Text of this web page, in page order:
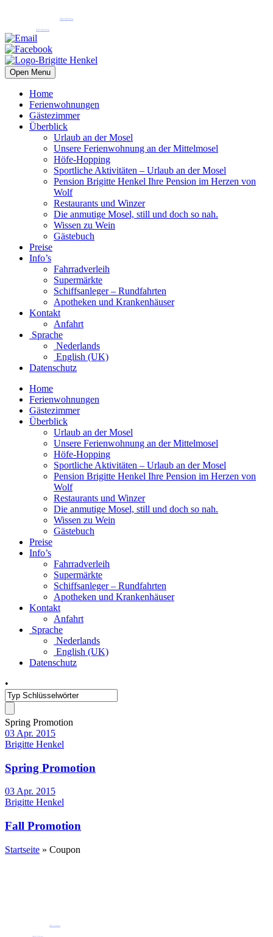
(Hier klicken)
(Hier klicken)
Open Menu
Home
Ferienwohnungen
Gästezimmer
Überblick
Urlaub an der Mosel
Unsere Ferienwohnung an der Mittelmosel
Höfe-Hopping
Sportliche Aktivitäten – Urlaub an der Mosel
Pension Brigitte Henkel Ihre Pension im Herzen von
Wolf
Restaurants und Winzer
Die anmutige Mosel, still und doch so nah.
Wissen zu Wein
Gästebuch
Preise
Info’s
Fahrradverleih
Supermärkte
Schiffsanleger – Rundfahrten
Apotheken und Krankenhäuser
Kontakt
Anfahrt
Sprache
Nederlands
English (UK)
Datenschutz
Home
Ferienwohnungen
Gästezimmer
Überblick
Urlaub an der Mosel
Unsere Ferienwohnung an der Mittelmosel
Höfe-Hopping
Sportliche Aktivitäten – Urlaub an der Mosel
Pension Brigitte Henkel Ihre Pension im Herzen von
Wolf
Restaurants und Winzer
Die anmutige Mosel, still und doch so nah.
Wissen zu Wein
Gästebuch
Preise
Info’s
Fahrradverleih
Supermärkte
Schiffsanleger – Rundfahrten
Apotheken und Krankenhäuser
Kontakt
Anfahrt
Sprache
Nederlands
English (UK)
Datenschutz
•
Spring Promotion
03 Apr. 2015
Brigitte Henkel
Spring Promotion
03 Apr. 2015
Brigitte Henkel
Fall Promotion
Startseite » Coupon